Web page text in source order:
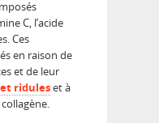
C, l’acide
Ces
en raison de
et de leur
riduleset à